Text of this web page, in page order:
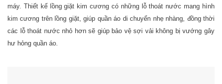
máy. Thiết kế lồng giặt kim cương có những lỗ thoát nước mang hình
kim cương trên lồng giặt, giúp quần áo di chuyển nhẹ nhàng, đồng thời
các lỗ thoát nước nhỏ hơn sẽ giúp bảo vệ sợi vải không bị vướng gây
hư hỏng quần áo.